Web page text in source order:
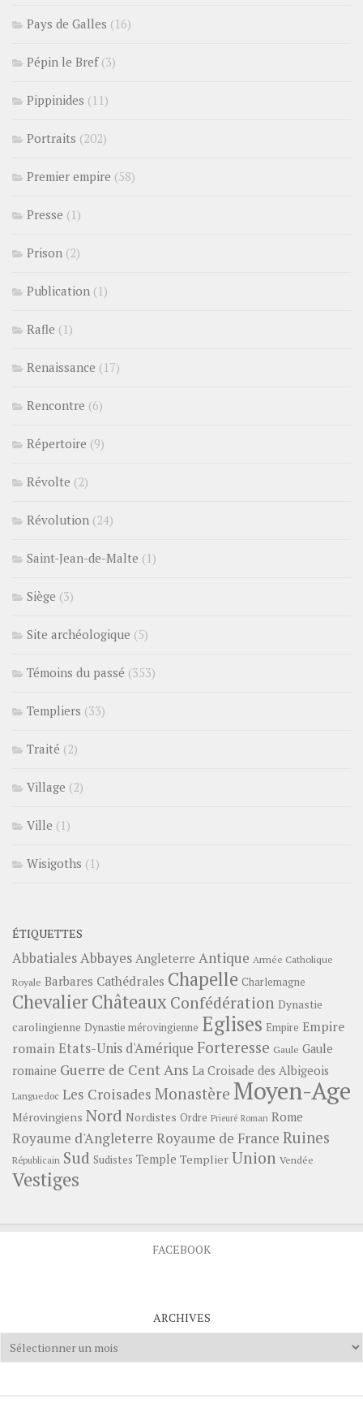
Pays de Galles (16)
Pépin le Bref(3)
Pippinides (11)
Portraits (202)
Premier empire (58)
Presse (1)
Prison (2)
Publication (1)
Rafle (1)
Renaissance (17)
Rencontre (6)
Répertoire (9)
Révolte (2)
Révolution (24)
Saint-Jean-de-Malte (1)
Siège (3)
Site archéologique (5)
Témoins du passé (353)
Templiers (33)
Traité (2)
Village (2)
Ville (1)
Wisigoths (1)
ÉTIQUETTES
AbbatialesAbbayes Angleterre Antique Armée Catholique
Royale Barbares Cathédrales Chapelle Charlemagne
ChevalierChâteauxConfédération Dynastie
carolingienne Dynastie mérovingienne Eglises Empire Empire
romainEtats-Unis d'Amérique Forteresse Gaule Gaule
romaine Guerre de Cent Ans La Croisade des Albigeois
Languedoc Les Croisades Monastère Moyen-Age
Mérovingiens Nord Nordistes Ordre Prieuré Roman Rome
Royaume d'Angleterre Royaume de France Ruines
Républicain Sud Sudistes Temple Templier Union Vendée
Vestiges
FACEBOOK
ARCHIVES
Archives